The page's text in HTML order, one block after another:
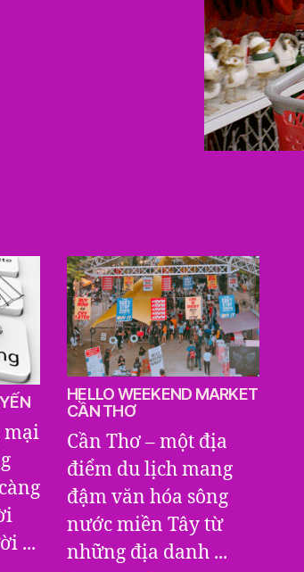
mại
...
HELLO WEEKEND MARKET
CẦN THƠ
Cần Thơ – một địa
điểm du lịch mang
đậm văn hóa sông
nước miền Tây từ
những địa danh ...